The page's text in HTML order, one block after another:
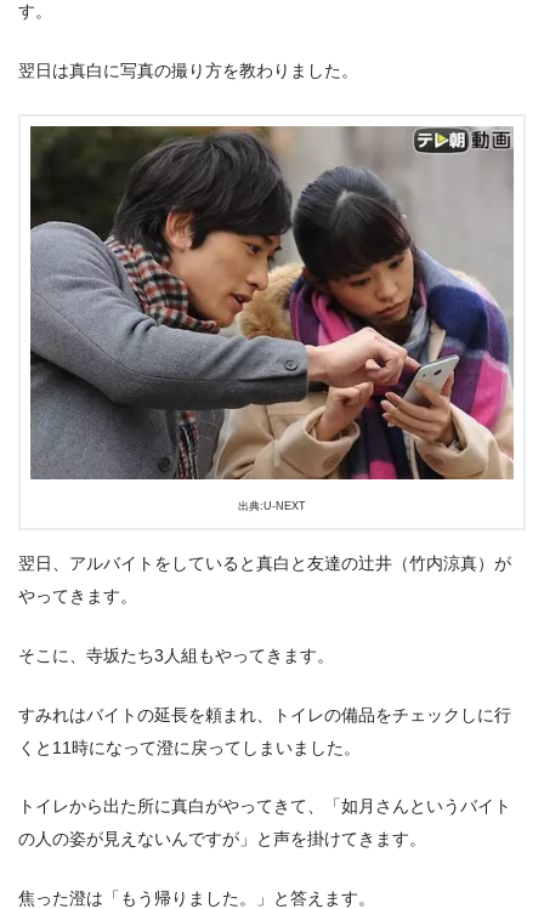
す。
翌日は真白に写真の撮り方を教わりました。
出典:U-NEXT
翌日、アルバイトをしていると真白と友達の辻井（竹内涼真）が
やってきます。
そこに、寺坂たち3人組もやってきます。
すみれはバイトの延長を頼まれ、トイレの備品をチェックしに行
くと11時になって澄に戻ってしまいました。
トイレから出た所に真白がやってきて、「如月さんというバイト
の人の姿が見えないんですが」と声を掛けてきます。
焦った澄は「もう帰りました。」と答えます。